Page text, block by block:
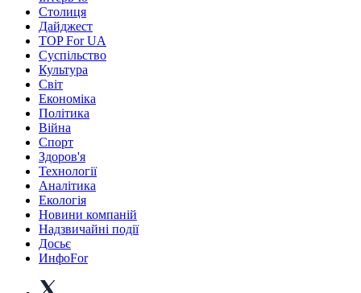
Столиця
Дайджест
TOP For UA
Суспiльство
Культура
Світ
Економіка
Політика
Війна
Спорт
Здоров'я
Технології
Аналітика
Екологія
Новини компаній
Надзвичайні події
Досьє
ИнфоFor